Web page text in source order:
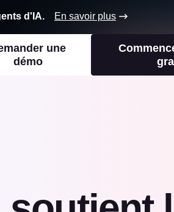
une
démo
d'IA. En savoir plus